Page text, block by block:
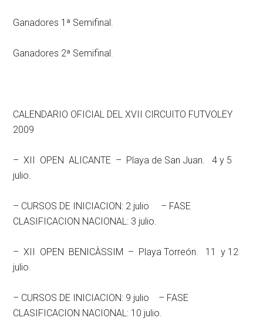
Ganadores 1ª Semifinal.
Ganadores 2ª Semifinal.
CALENDARIO OFICIAL DEL XVII CIRCUITO FUTVOLEY
2009
– XII OPEN ALICANTE – Playa de San Juan. 4 y 5
julio.
– CURSOS DE INICIACION: 2 julio – FASE
CLASIFICACION NACIONAL: 3 julio.
– XII OPEN BENICÀSSIM – Playa Torreón. 11 y 12
julio.
– CURSOS DE INICIACION: 9 julio – FASE
CLASIFICACION NACIONAL: 10 julio.